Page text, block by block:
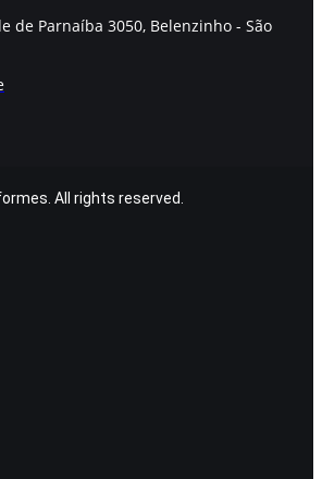
de Parnaíba 3050, Belenzinho - São
All rights reserved.